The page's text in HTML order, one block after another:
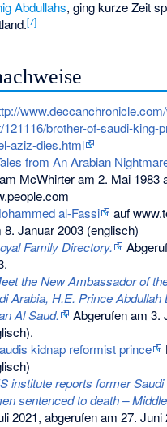
Abdullahs, ging kurze Zeit
[7]
121116/brother-of-saudi-king-
aziz-dies.html
from An Arabian
McWhirter am 2. Mai 1983
al-Fassi
auf
8. Januar 2003 (englisch)
Family Directory.
.
the New Ambassador of
Arabia, H.E. Prince Abdullah
Al Saud.
Abgerufen am 3.
kidnap reformist prince
institute reports former
sentenced to death –
2021, abgerufen am 27. Juni